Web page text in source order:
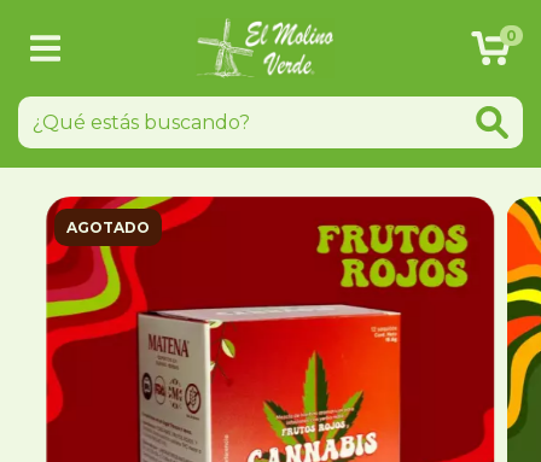
0
AGOTADO